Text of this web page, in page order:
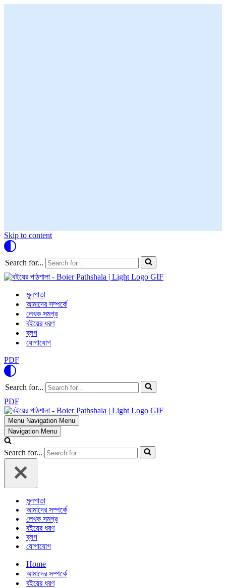
Skip to content
Search for...
মূলপাতা
আমাদের সম্পর্কে
লেখক সমগ্র
বইয়ের ধরণ
ব্লগ
যোগাযোগ
PDF
Search for...
PDF
Menu Navigation Menu
Navigation Menu
Search for...
মূলপাতা
আমাদের সম্পর্কে
লেখক সমগ্র
বইয়ের ধরণ
ব্লগ
যোগাযোগ
Home
আমাদের সম্পর্কে
বইয়ের ধরণ